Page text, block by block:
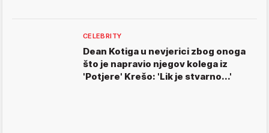
CELEBRITY
Dean Kotiga u nevjerici zbog onoga
što je napravio njegov kolega iz
'Potjere' Krešo: 'Lik je stvarno...'